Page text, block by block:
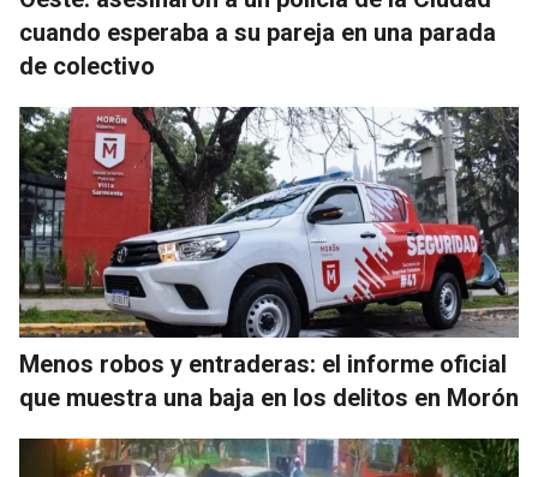
cuando esperaba a su pareja en una parada
de colectivo
Menos robos y entraderas: el informe oficial
que muestra una baja en los delitos en Morón